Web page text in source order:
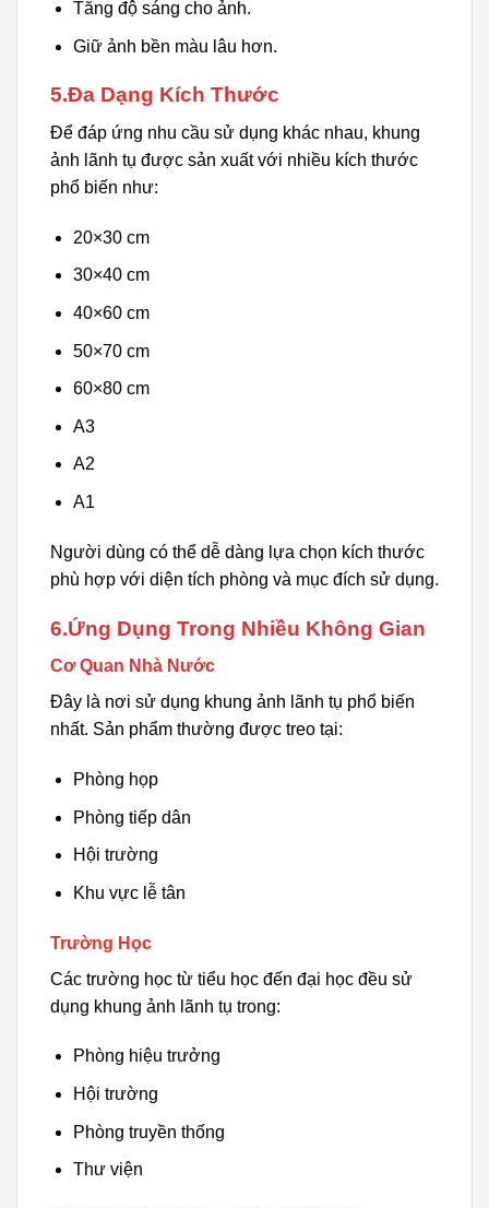
Tăng độ sáng cho ảnh.
Giữ ảnh bền màu lâu hơn.
5.Đa Dạng Kích Thước
Để đáp ứng nhu cầu sử dụng khác nhau, khung
ảnh lãnh tụ được sản xuất với nhiều kích thước
phổ biến như:
20×30 cm
30×40 cm
40×60 cm
50×70 cm
60×80 cm
A3
A2
A1
Người dùng có thể dễ dàng lựa chọn kích thước
phù hợp với diện tích phòng và mục đích sử dụng.
6.Ứng Dụng Trong Nhiều Không Gian
Cơ Quan Nhà Nước
Đây là nơi sử dụng khung ảnh lãnh tụ phổ biến
nhất. Sản phẩm thường được treo tại:
Phòng họp
Phòng tiếp dân
Hội trường
Khu vực lễ tân
Trường Học
Các trường học từ tiểu học đến đại học đều sử
dụng khung ảnh lãnh tụ trong:
Phòng hiệu trưởng
Hội trường
Phòng truyền thống
Thư viện